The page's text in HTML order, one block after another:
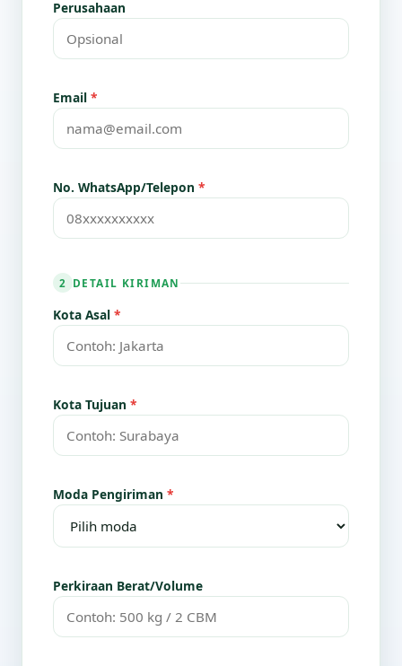
Perusahaan
Email *
No. WhatsApp/Telepon *
2 DETAIL KIRIMAN
Kota Asal *
Kota Tujuan *
Moda Pengiriman *
Perkiraan Berat/Volume